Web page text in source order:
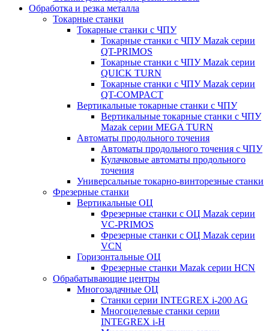
Обработка и резка металла
Токарные станки
Токарные станки с ЧПУ
Токарные станки с ЧПУ Mazak серии
QT-PRIMOS
Токарные станки с ЧПУ Mazak серии
QUICK TURN
Токарные станки с ЧПУ Mazak серии
QT-COMPACT
Вертикальные токарные станки с ЧПУ
Вертикальные токарные станки с ЧПУ
Mazak серии MEGA TURN
Автоматы продольного точения
Автоматы продольного точения с ЧПУ
Кулачковые автоматы продольного
точения
Универсальные токарно-винторезные станки
Фрезерные станки
Вертикальные ОЦ
Фрезерные станки с ОЦ Mazak серии
VC-PRIMOS
Фрезерные станки с ОЦ Mazak серии
VCN
Горизонтальные ОЦ
Фрезерные станки Mazak серии HCN
Обрабатывающие центры
Многозадачные ОЦ
Cтанки серии INTEGREX i-200 AG
Многоцелевые станки серии
INTEGREX i-H